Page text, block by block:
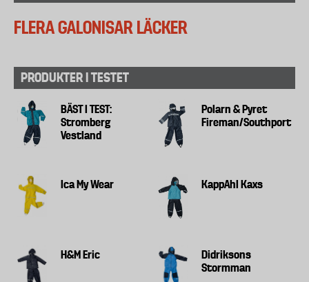
FLERA GALONISAR LÄCKER
PRODUKTER I TESTET
BÄST I TEST:
Stromberg
Vestland
Polarn & Pyret
Fireman/Southport
Ica My Wear KappAhl Kaxs
H&M Eric
Didriksons
Stormman